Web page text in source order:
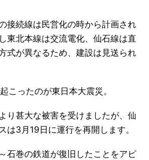
接続線は民営化の時から計画され
東北本線は交流電化、仙石線は直
式が異なるため、建設は見送られ
こったのが東日本大震災。
り甚大な被害を受けましたが、仙
は3月19日に運行を再開します。
石巻の鉄道が復旧したことをアピ